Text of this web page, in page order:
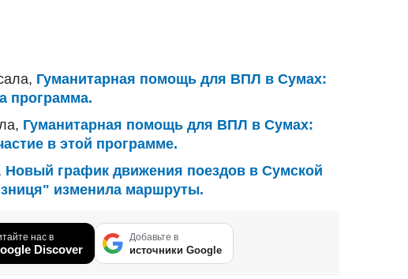
Гуманитарная помощь для ВПЛ в Сумах:
программа.
Гуманитарная помощь для ВПЛ в Сумах:
в этой программе.
Новый график движения поездов в Сумской
изменила маршруты.
нас в
Discover
Добавьте в
источники Google